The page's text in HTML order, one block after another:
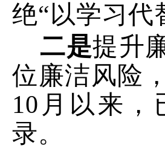
绝“以学习代
二是提升
位廉洁风险
10 月以来
录。